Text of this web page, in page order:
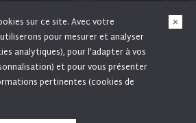
+
sur ce site. Avec votre
pour mesurer et analyser
analytiques), pour l'adapter à vos
et pour vous présenter
pertinentes (cookies de